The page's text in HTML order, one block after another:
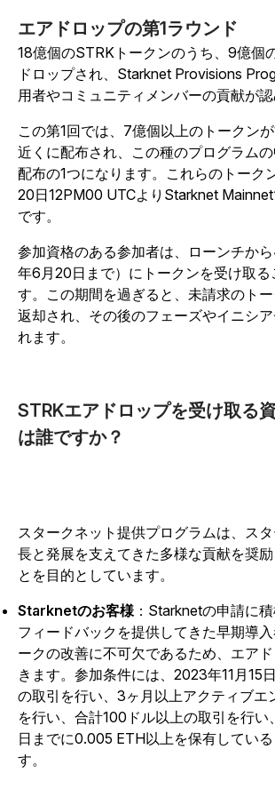
エアドロップの第1ラウンド
18億個のSTRKトークンのうち、9億個
ドロップされ、Starknet Provisions
用者やコミュニティメンバーの貢献が認
この第1回では、7億個以上のトークン
近くに配布され、この種のプログラム
配布の1つになります。これらのトーク
20日12PM00 UTCよりStarknet
です。
参加資格のある参加者は、ローンチか
年6月20日まで）にトークンを受け取る
す。この期間を過ぎると、未請求のト
返却され、その後のフェーズやイニシ
れます。
STRKエアドロップを受け取る
は誰ですか？
スタークネット提供プログラムは、ス
長と発展を支えてきた多様な貢献を奨
とを目的としています。
Starknetのお客様：Starknetの申請に積
フィードバックを提供してきた早期導
ークの改善に不可欠であるため、エア
きます。参加条件には、2023年11月15
の取引を行い、3ヶ月以上アクティブエ
を行い、合計100ドル以上の取引を行い
日までに0.005 ETH以上を保有してい
す。